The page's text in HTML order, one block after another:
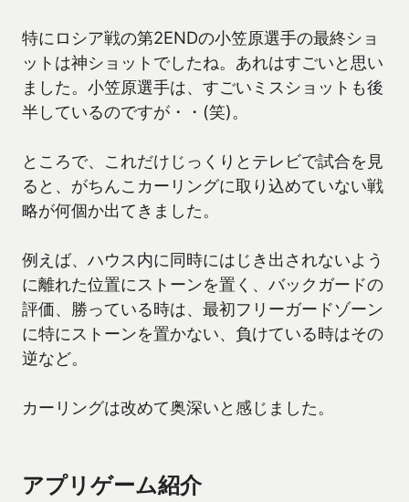
特にロシア戦の第2ENDの小笠原選手の最終ショ
ットは神ショットでしたね。あれはすごいと思い
ました。小笠原選手は、すごいミスショットも後
半しているのですが・・(笑)。
ところで、これだけじっくりとテレビで試合を見
ると、がちんこカーリングに取り込めていない戦
略が何個か出てきました。
例えば、ハウス内に同時にはじき出されないよう
に離れた位置にストーンを置く、バックガードの
評価、勝っている時は、最初フリーガードゾーン
に特にストーンを置かない、負けている時はその
逆など。
カーリングは改めて奥深いと感じました。
アプリゲーム紹介